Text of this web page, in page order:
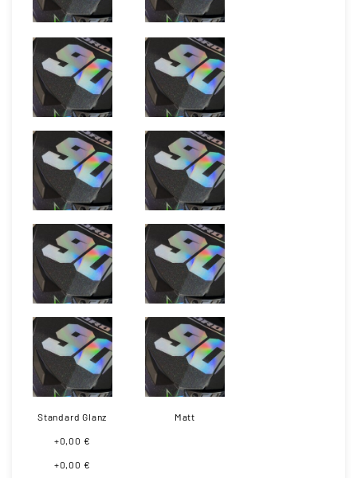
Standard Glanz
+0,00 €
+0,00 €
Matt